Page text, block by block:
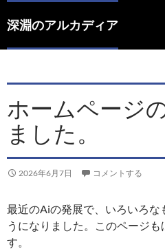
ン
ス
プ
深淵のアルカディア
索
ホームページ
ました。
2026年6月7日 コメントする
最近のAiの発展で、いろいろな
うになりました。このページ
す。